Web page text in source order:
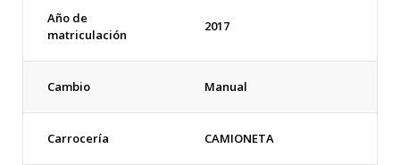
Año de
matriculación
2017
Cambio Manual
Carrocería CAMIONETA